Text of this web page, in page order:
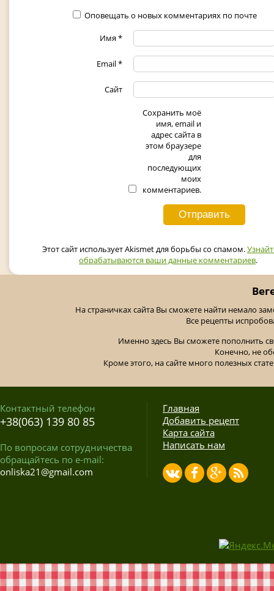
Оповещать о новых комментариях по почте
Имя*
Email*
Сайт
Сохранить моё
имя, email и
адрес сайта в
этом браузере
для
последующих
моих
комментариев.
Этот сайт использует Akismet для борьбы со спамом.
обрабатываются ваши данные комментариев.
На страничках сайта Вы сможете найти немало
Все рецепты
Именно здесь Вы сможете пополнить
Конечно, не
Кроме этого, на сайте много полезных
Контактный телефон
+38(063) 139 80 85
По вопросам сотрудничества
обращайтесь по e-mail:
onliska21@gmail.com
Главная
Добавить рецепт
Карта сайта
Написать нам